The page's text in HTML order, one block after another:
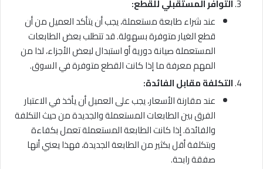
التوافر المستقبلي للقطع:
عند شراء طابعة مستعملة، يجب أن يتأكد العميل من أن
قطع الغيار متوفرة بسهولة. قد تتطلب بعض الطابعات
المستعملة صيانة دورية أو استبدال لبعض الأجزاء، لذا من
المهم معرفة ما إذا كانت القطع متوفرة في السوق.
التكلفة مقابل الفائدة:
عند مقارنة الأسعار، يجب على العميل أن يأخذ في الاعتبار
الفرق بين الطابعات المستعملة والجديدة من حيث التكلفة
والفائدة. إذا كانت الطابعة المستعملة تعمل بكفاءة
وبتكلفة أقل بكثير من الطابعة الجديدة، فهذا يعني أنها
صفقة رابحة.